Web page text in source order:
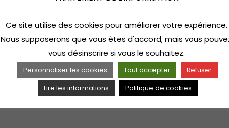
Ce site utilise des cookies pour améliorer votre expérience.
Nous supposerons que vous êtes d'accord, mais vous
vous désinscrire si vous le souhaitez.
Personnaliser les cookies Tout accepter
Refuser
Lire les informations
Politique de cookies